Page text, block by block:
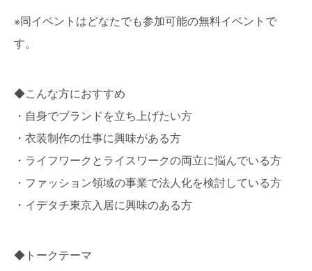
※同イベントはどなたでも参加可能の無料イベントで
す。
◆こんな方におすすめ
・自身でブランドを立ち上げたい方
・衣装制作の仕事に興味がある方
・ライフワークとライスワークの両立に悩んでいる方
・ファッション領域の事業で法人化を検討している方
・イデタチ東京入居に興味のある方
◆トークテーマ